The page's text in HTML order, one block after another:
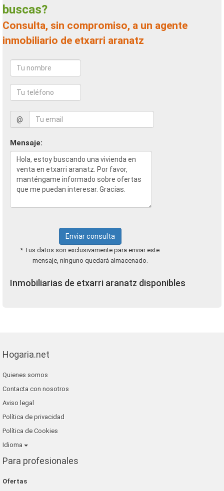
buscas?
Consulta, sin compromiso, a un agente
inmobiliario de etxarri aranatz
@
Mensaje:
Enviar consulta
* Tus datos son exclusivamente para enviar este
mensaje, ninguno quedará almacenado.
Inmobiliarias de etxarri aranatz disponibles
Hogaria.net
Quienes somos
Contacta con nosotros
Aviso legal
Política de privacidad
Política de Cookies
Idioma
Para profesionales
Ofertas